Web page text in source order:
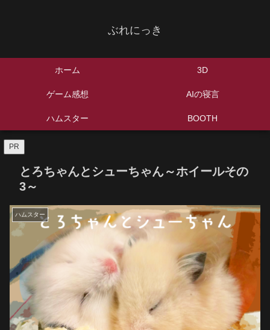
ぶれにっき
ホーム 3D
ゲーム感想 AIの寝言
ハムスター BOOTH
PR
とろちゃんとシューちゃん～ホイールその
3～
ハムスター